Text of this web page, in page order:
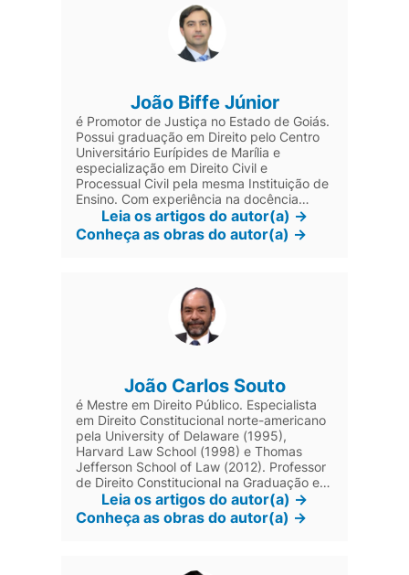
Federal e do Trabalho em SC. Professor
em cursos de pós-graduação e de
preparação para concursos. Membro da
Academia Catarinense de Letras Jurídicas
Academia de Letras de Direito
Previdenciário (ALDP). Professor em
cursos de pós-graduação e de
preparação para concursos.
João Biffe Júnior
é Promotor de Justiça no Estado de Goiás.
Possui graduação em Direito pelo Centro
Universitário Eurípides de Marília e
especialização em Direito Civil e
Processual Civil pela mesma Instituição de
Ensino. Com experiência na docência
atuou como professor em cursos
preparatórios para concursos públicos,
professor universitário e Coordenador
Leia os artigos do autor(a) ->
Conheça as obras do autor(a) ->
João Carlos Souto
é Mestre em Direito Público. Especialista
em Direito Constitucional norte-americano
pela University of Delaware (1995),
Harvard Law School (1998) e Thomas
Jefferson School of Law (2012). Professor
de Direito Constitucional na Graduação e
na Pós. Procurador da Fazenda Nacional
desde 1993. Atuou na Coordenação de
Assuntos Internacionais da PGFN. Autor.
Leia os artigos do autor(a) ->
Conheça as obras do autor(a) ->